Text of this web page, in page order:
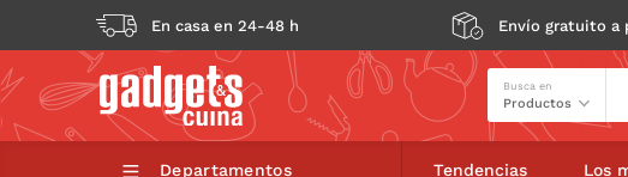
En casa en 24-48 h Envío gratuito a
Busca en
Departamentos Tendencias Los
Mantel resinado Es